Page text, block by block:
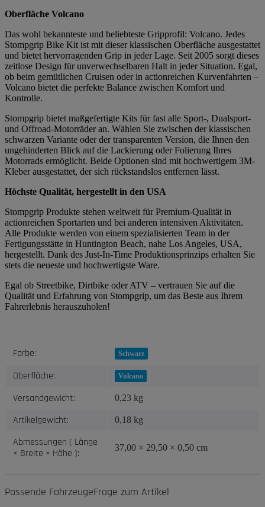
Oberfläche Volcano
Das wohl bekannteste und beliebteste Gripprofil: Volcano. Jedes
Stompgrip Bike Kit ist mit dieser klassischen Oberfläche ausgestattet
und bietet hervorragenden Grip in jeder Lage. Seit 2005 sorgt dieses
zeitlose Design für unverwechselbaren Halt in jeder Situation. Egal,
ob beim gemütlichen Cruisen oder in actionreichen Kurvenfahrten –
Volcano bietet die perfekte Balance zwischen Komfort und
Kontrolle.
Stompgrip bietet maßgefertigte Kits für fast alle Sport-, Dualsport-
und Offroad-Motorräder an. Wählen Sie zwischen der klassischen
schwarzen Variante oder der transparenten Version, die Ihnen den
ungehinderten Blick auf die Lackierung oder Folierung Ihres
Motorrads ermöglicht. Beide Optionen sind mit hochwertigem 3M-
Kleber ausgestattet, der sich rückstandslos entfernen lässt.
Höchste Qualität, hergestellt in den USA
Stompgrip Produkte stehen weltweit für Premium-Qualität in
actionreichen Sportarten und bei anderen intensiven Aktivitäten.
Alle Produkte werden von einem spezialisierten Team in der
Fertigungsstätte in Huntington Beach, nahe Los Angeles, USA,
hergestellt. Dank des Just-In-Time Produktionsprinzips erhalten Sie
stets die neueste und hochwertigste Ware.
Egal ob Streetbike, Dirtbike oder ATV – vertrauen Sie auf die
Qualität und Erfahrung von Stompgrip, um das Beste aus Ihrem
Fahrerlebnis herauszuholen!
Produkteigenschaft
Wert
Farbe: Schwarz
Oberfläche: Vulcano
Versandgewicht: 0,23 kg
Artikelgewicht: 0,18 kg
Abmessungen ( Länge
× Breite × Höhe ):
37,00 × 29,50 × 0,50 cm
Passende FahrzeugeFrage zum Artikel